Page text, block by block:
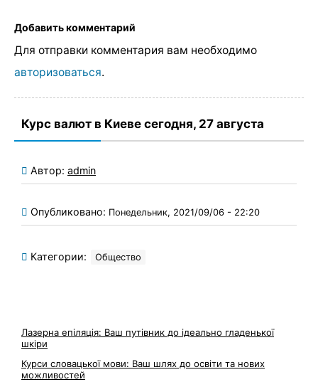
Добавить комментарий
Для отправки комментария вам необходимо
авторизоваться.
Курс валют в Киеве сегодня, 27 августа
Автор: admin
Опубликовано: Понедельник, 2021/09/06 - 22:20
Категории: Общество
Лазерна епіляція: Ваш путівник до ідеально гладенької
шкіри
Курси словацької мови: Ваш шлях до освіти та нових
можливостей